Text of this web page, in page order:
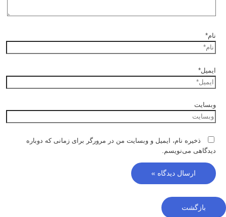
نام*
ایمیل*
وبسایت
ذخیره نام، ایمیل و وبسایت من در مرورگر برای زمانی که دوباره
دیدگاهی می‌نویسم.
بازگشت